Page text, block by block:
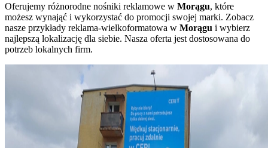
Oferujemy różnorodne nośniki reklamowe w Morągu, które
możesz wynająć i wykorzystać do promocji swojej marki. Zobacz
nasze przykłady reklama-wielkoformatowa w Morągu i wybierz
najlepszą lokalizację dla siebie. Nasza oferta jest dostosowana do
potrzeb lokalnych firm.